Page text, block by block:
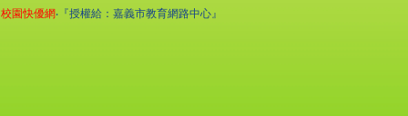
校園快優網‧『授權給：嘉義市教育網路中心』